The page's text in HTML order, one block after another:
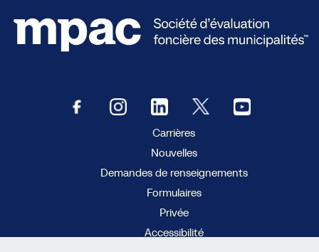
Carrières
Nouvelles
Demandes de renseignements
Formulaires
Privée
Accessibilité